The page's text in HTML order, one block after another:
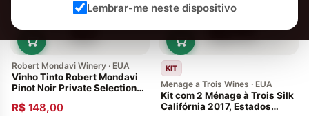
Lembrar-me neste dispositivo
Robert Mondavi Winery · EUA
Vinho Tinto Robert Mondavi
Pinot Noir Private Selection
Califórnia
R$ 148,00
KIT
Menage a Trois Wines · EUA
Kit com 2 Ménage à Trois Silk
Califórnia 2017, Estados